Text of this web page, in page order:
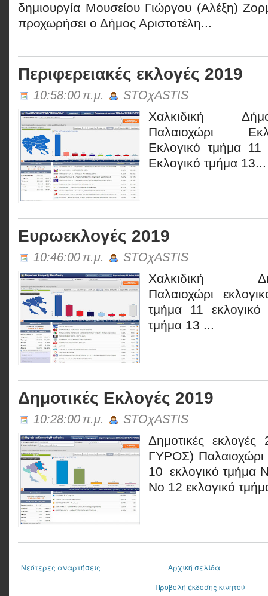
δημιουργία Μουσείου Γιώργου (Αλέξη)
προχωρήσει ο Δήμος Αριστοτέλη...
Περιφερειακές εκλογές 2019
10:58:00 π.μ. STOχASTIS
Χαλκιδική
Παλαιοχώρι
Εκλογικό τμήμα
Εκλογικό τμήμα 13...
Ευρωεκλογές 2019
10:46:00 π.μ. STOχASTIS
Χαλκιδική
Παλαιοχώρι
τμήμα 11
τμήμα 13 ...
Δημοτικές Εκλογές 2019
10:28:00 π.μ. STOχASTIS
Δημοτικές
ΓΥΡΟΣ)
10 εκλογικό τμήμα
Νο 12 εκλογικό
Νεότερες αναρτήσεις
Αρχική σελίδα
Προβολή έκδοσης κινητού